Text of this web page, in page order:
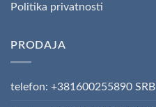
Politika privatnosti
PRODAJA
telefon: +381600255890 SRB